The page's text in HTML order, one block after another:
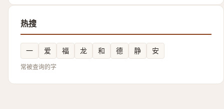
热搜
一 爱 福 龙 和 德 静 安
常被查询的字